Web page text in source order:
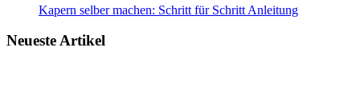
Kapern selber machen: Schritt für Schritt Anleitung
Neueste Artikel